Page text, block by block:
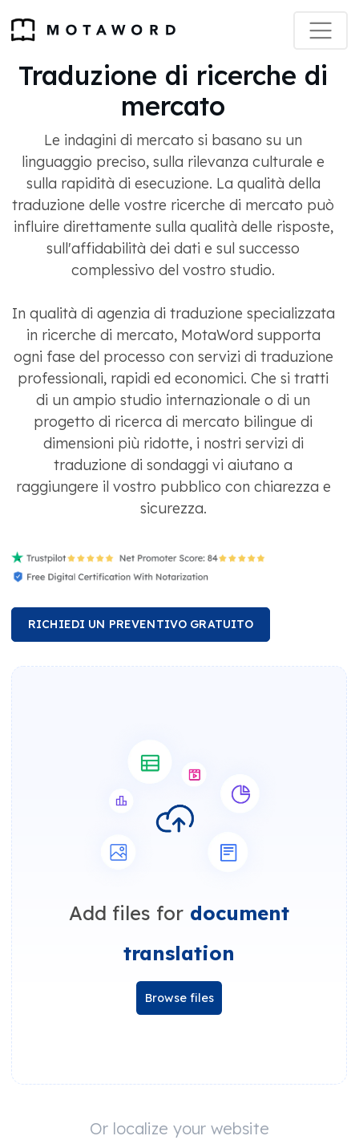
Traduzione di ricerche di
mercato
Le indagini di mercato si basano su un
linguaggio preciso, sulla rilevanza culturale e
sulla rapidità di esecuzione. La qualità della
traduzione delle vostre ricerche di mercato può
influire direttamente sulla qualità delle risposte,
sull'affidabilità dei dati e sul successo
complessivo del vostro studio.
In qualità di agenzia di traduzione specializzata
in ricerche di mercato, MotaWord supporta
ogni fase del processo con servizi di traduzione
professionali, rapidi ed economici. Che si tratti
di un ampio studio internazionale o di un
progetto di ricerca di mercato bilingue di
dimensioni più ridotte, i nostri servizi di
traduzione di sondaggi vi aiutano a
raggiungere il vostro pubblico con chiarezza e
sicurezza.
RICHIEDI UN PREVENTIVO GRATUITO
Add files for document
translation
Browse files
Or localize your website